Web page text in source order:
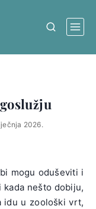
2026.
mogu oduševiti i
nešto dobiju,
idu u zoološki vrt,